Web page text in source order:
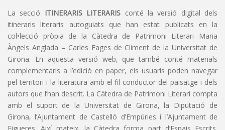
La secció ITINERARIS LITERARIS conté la versió digital dels
itineraris literaris autoguiats que han estat publicats en la
col•lecció pròpia de la Càtedra de Patrimoni Literari Maria
Àngels Anglada – Carles Fages de Climent de la Universitat de
Girona. En aquesta versió web, que també conté materials
complementaris a l’edició en paper, els usuaris poden navegar
pel territori i la literatura amb el fil conductor del paisatge i dels
autors que l’han descrit. La Càtedra de Patrimoni Literari compta
amb el suport de la Universitat de Girona, la Diputació de
Girona, l’Ajuntament de Castelló d’Empúries i l’Ajuntament de